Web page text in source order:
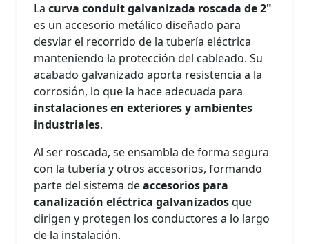
La curva conduit galvanizada roscada de 2"
es un accesorio metálico diseñado para
desviar el recorrido de la tubería eléctrica
manteniendo la protección del cableado. Su
acabado galvanizado aporta resistencia a la
corrosión, lo que la hace adecuada para
instalaciones en exteriores y ambientes
industriales.
Al ser roscada, se ensambla de forma segura
con la tubería y otros accesorios, formando
parte del sistema deaccesorios para
canalización eléctrica galvanizadosque
dirigen y protegen los conductores a lo largo
de la instalación.